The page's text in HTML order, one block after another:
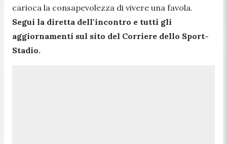
carioca la consapevolezza di vivere una favola.
Segui la diretta dell'incontro e tutti gli
aggiornamenti sul sito del Corriere dello Sport-
Stadio.